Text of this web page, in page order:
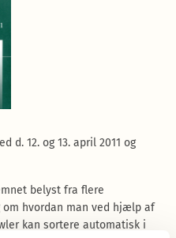
d. 12. og 13. april 2011 og
belyst fra flere
om hvordan man ved hjælp af
kan sortere automatisk i